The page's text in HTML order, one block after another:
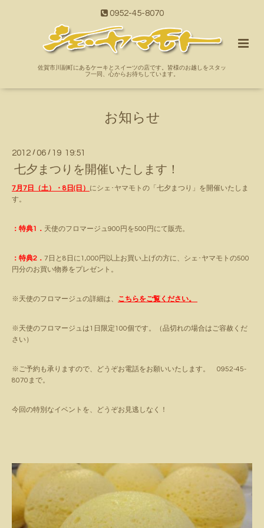
0952-45-8070
佐賀市川副町にあるケーキとスイーツの店です。皆様のお越しをスタッ
フ一同、心からお待ちしています。
お知らせ
2012 / 06 / 19 19:51
七夕まつりを開催いたします！
7月7日（土）・8日(日） にシェ･ヤマモトの「七夕まつり」を開催いたしま
す。
： 特典1． 天使のフロマージュ900円を500円にて販売。
：特典2． 7日と8日に1,000円以上お買い上げの方に、シェ･ヤマモトの500
円分のお買い物券をプレゼント。
※天使のフロマージュの詳細は、 こちらをご覧ください。
※天使のフロマージュは1日限定100個です。（品切れの場合はご容赦くだ
さい）
※ご予約も承りますので、どうぞお電話をお願いいたします。 0952-45-
8070まで。
今回の特別なイベントを、どうぞお見逃しなく！